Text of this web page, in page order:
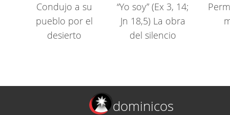
Condujo a su
pueblo por el
desierto
“Yo soy” (Ex 3, 14;
Jn 18,5) La obra
del silencio
dominicos